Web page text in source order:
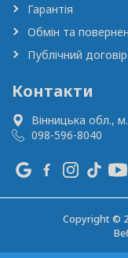
Гарантія
Обмін та
Публічний договір
Контакти
Вінницька обл.,
098-596-8040
Copyright ©